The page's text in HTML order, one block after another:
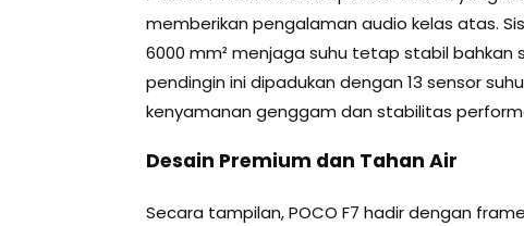
memberikan pengalaman audio kelas atas.
6000 mm² menjaga suhu tetap stabil
pendingin ini dipadukan dengan 13 sensor
kenyamanan genggam dan stabilitas
Desain Premium dan Tahan Air
Secara tampilan, POCO F7 hadir dengan